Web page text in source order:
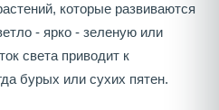
которые развиваются
- ярко - зеленую или
света приводит к
бурых или сухих пятен.